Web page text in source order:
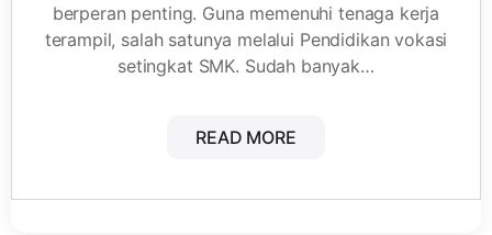
berperan penting. Guna memenuhi tenaga kerja
terampil, salah satunya melalui Pendidikan vokasi
setingkat SMK. Sudah banyak…
READ MORE